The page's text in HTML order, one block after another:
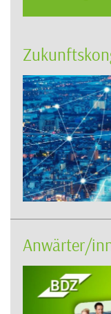
Anwärter/